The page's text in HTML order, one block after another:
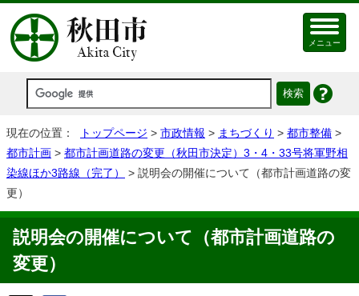
メニュー
現在の位置： トップページ > 市政情報 > まちづくり > 都市整備 >
都市計画 > 都市計画道路の変更（秋田市決定）3・4・33号将軍野相
染線ほか3路線（完了）
> 説明会の開催について（都市計画道路の変
更）
説明会の開催について（都市計画道路の
変更）